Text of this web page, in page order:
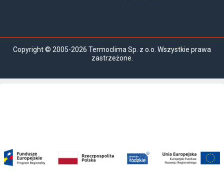
Copyright © 2005-2026 Termoclima Sp. z o.o. Wszystkie prawa
zastrzeżone.